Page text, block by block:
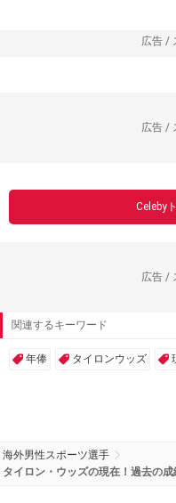
広告 /
広告 /
Celeby
広告 /
関連するキーワード
年俸 タイロンウッズ
海外男性スポーツ選手
タイロン・ウッズの現在！過去の